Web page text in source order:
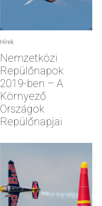
Hírek
Nemzetközi
Repülőnapok
2019-ben – A
Környező
Országok
Repülőnapjai